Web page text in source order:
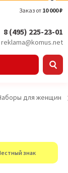
Заказ от 10 000 ₽
8 (495) 225-23-01
reklama@komus.net
для женщин
знак